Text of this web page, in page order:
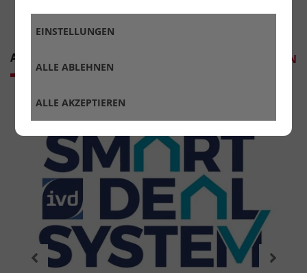
AKTUELLES ALLES ANZEIGEN
EINSTELLUNGEN
ALLE ABLEHNEN
ALLE AKZEPTIEREN